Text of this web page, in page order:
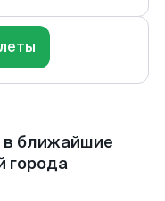
в ближайшие
города